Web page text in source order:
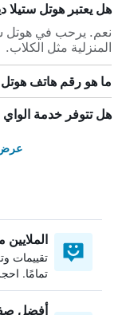
هل يعتبر هوتل ستيلا
نعم. يرحب في هوتل
المنزلية مثل الكلاب.
ما هو رقم هاتف هوتل
هل تتوفر خدمة الواي
عرض
الملايين
تقييمات
تمامًا.
أفضل